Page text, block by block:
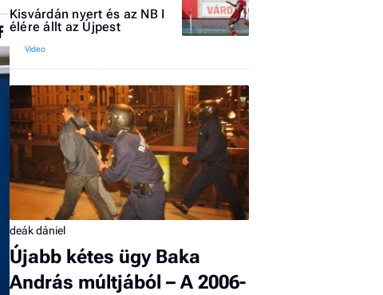
Kisvárdán nyert és az NB I
élére állt az Újpest
deák dániel
Újabb kétes ügy Baka
András múltjából – A 2006-